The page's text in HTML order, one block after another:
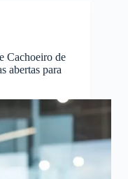
Cachoeiro de
abertas para